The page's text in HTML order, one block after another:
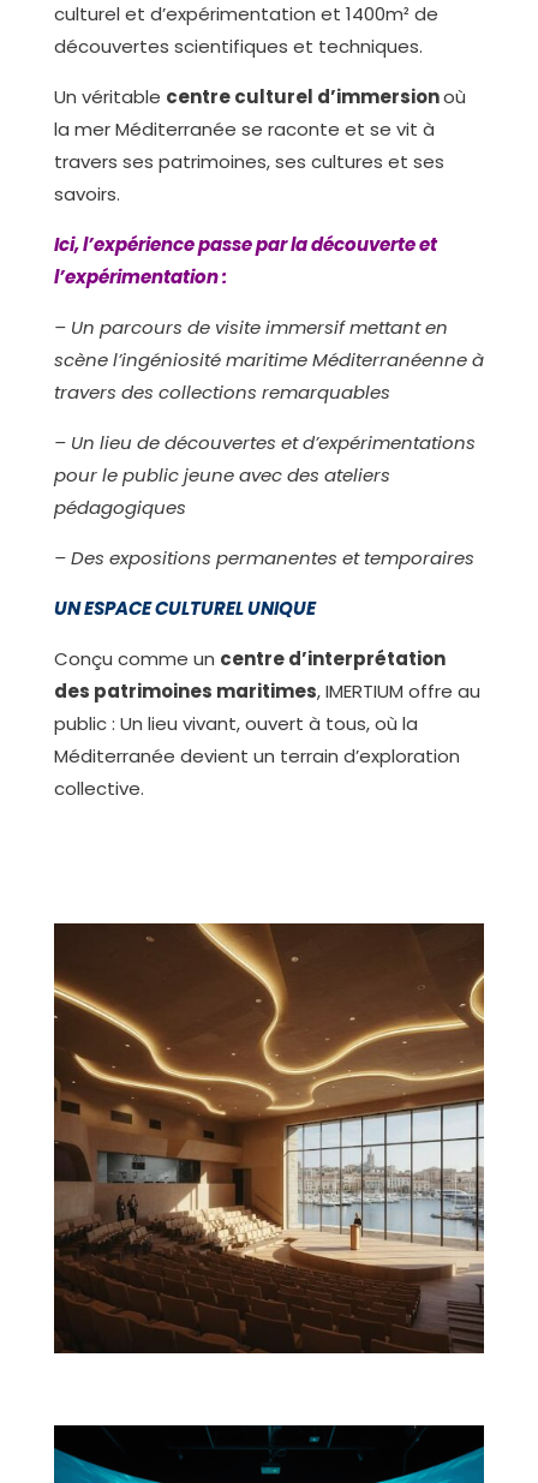
culturel et d’expérimentation et 1400m² de
découvertes scientifiques et techniques.
Un véritable centre culturel d’immersionoù
la mer Méditerranée se raconte et se vit à
travers ses patrimoines, ses cultures et ses
savoirs.
Ici, l’expérience passe par la découverte et
l’expérimentation :
– Un parcours de visite immersif mettant en
scène l’ingéniosité maritime Méditerranéenne à
travers des collections remarquables
– Un lieu de découvertes et d’expérimentations
pour le public jeune avec des ateliers
pédagogiques
– Des expositions permanentes et temporaires
UN ESPACE CULTUREL UNIQUE
Conçu comme un centre d’interprétation
des patrimoines maritimes, IMERTIUM offre au
public : Un lieu vivant, ouvert à tous, où la
Méditerranée devient un terrain d’exploration
collective.